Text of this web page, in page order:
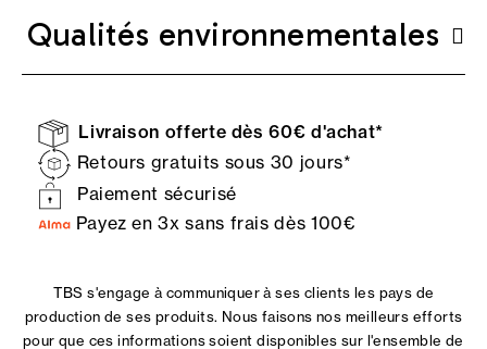
Qualités environnementales
Livraison offerte dès 60€ d'achat*
Retours gratuits sous 30 jours*
Paiement sécurisé
Payez en 3x sans frais dès 100€
TBS s'engage à communiquer à ses clients les pays de
production de ses produits. Nous faisons nos meilleurs efforts
pour que ces informations soient disponibles sur l'ensemble de